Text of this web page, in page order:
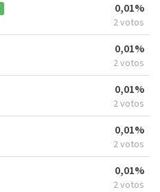
0,01%
2 votos
0,01%
2 votos
0,01%
2 votos
0,01%
2 votos
0,01%
2 votos